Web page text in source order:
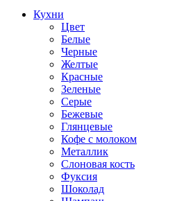
Кухни
Цвет
Белые
Черные
Желтые
Красные
Зеленые
Серые
Бежевые
Глянцевые
Кофе с молоком
Металлик
Слоновая кость
Фуксия
Шоколад